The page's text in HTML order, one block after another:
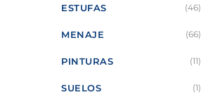
ESTUFAS (46)
MENAJE (66)
PINTURAS (11)
SUELOS (1)